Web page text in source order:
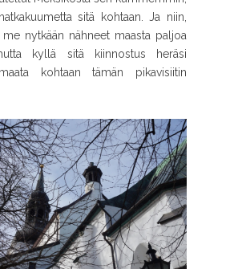
sitä kohtaan. Ja niin,
nytkään nähneet maasta paljoa
kyllä sitä kiinnostus heräsi
kohtaan tämän pikavisiitin